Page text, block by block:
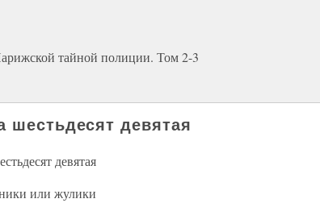
тайной полиции. Том 2-3
шестьдесят девятая
девятая
или жулики